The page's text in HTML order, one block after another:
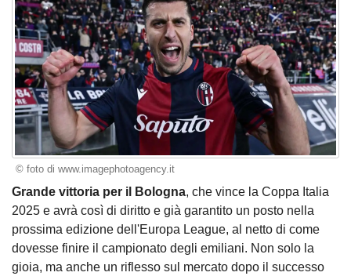
© foto di www.imagephotoagency.it
Grande vittoria per il Bologna, che vince la Coppa Italia
2025 e avrà così di diritto e già garantito un posto nella
prossima edizione dell'Europa League, al netto di come
dovesse finire il campionato degli emiliani. Non solo la
gioia, ma anche un riflesso sul mercato dopo il successo